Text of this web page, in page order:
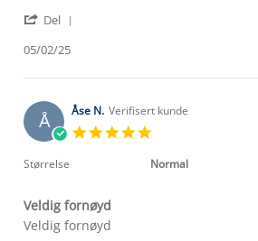
Lena
on
Feb
resirkulert
Del
Lena
on
5
Feb
05/02/25
Å Åse N. Verifisert kunde
rating
Størrelse Normal
Veldig fornøyd
Review
review
Veldig fornøyd